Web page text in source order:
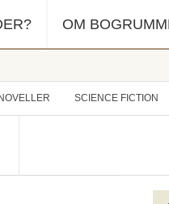
OM
NOVELLER SCIENCE FICTION